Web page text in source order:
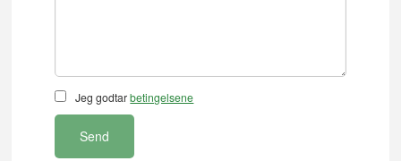
Jeg godtarbetingelsene
Send